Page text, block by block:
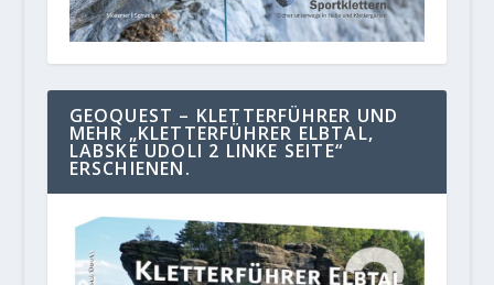
GEOQUEST – KLETTERFÜHRER UND
MEHR „KLETTERFÜHRER ELBTAL,
LABSKE UDOLI 2 LINKE SEITE“
ERSCHIENEN.